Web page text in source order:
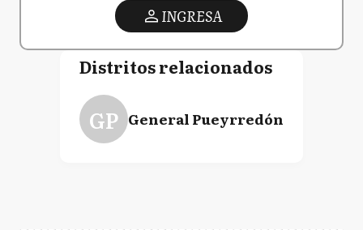
INGRESA
Distritos relacionados
GP General Pueyrredón